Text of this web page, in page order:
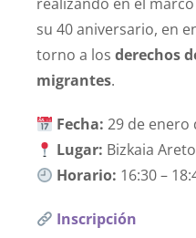
su 40 aniversario, en
torno a los derechos
migrantes.
Fecha: 29 de enero
Lugar: Bizkaia
Horario: 16:30 –
Inscripción